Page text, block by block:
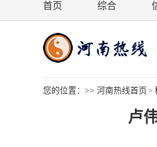
首页 综合
您的位置：>> 河南热线首页 >
卢